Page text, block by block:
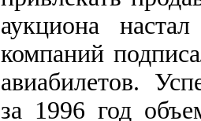
аукциона
компаний
авиабилетов.
за 1996 год